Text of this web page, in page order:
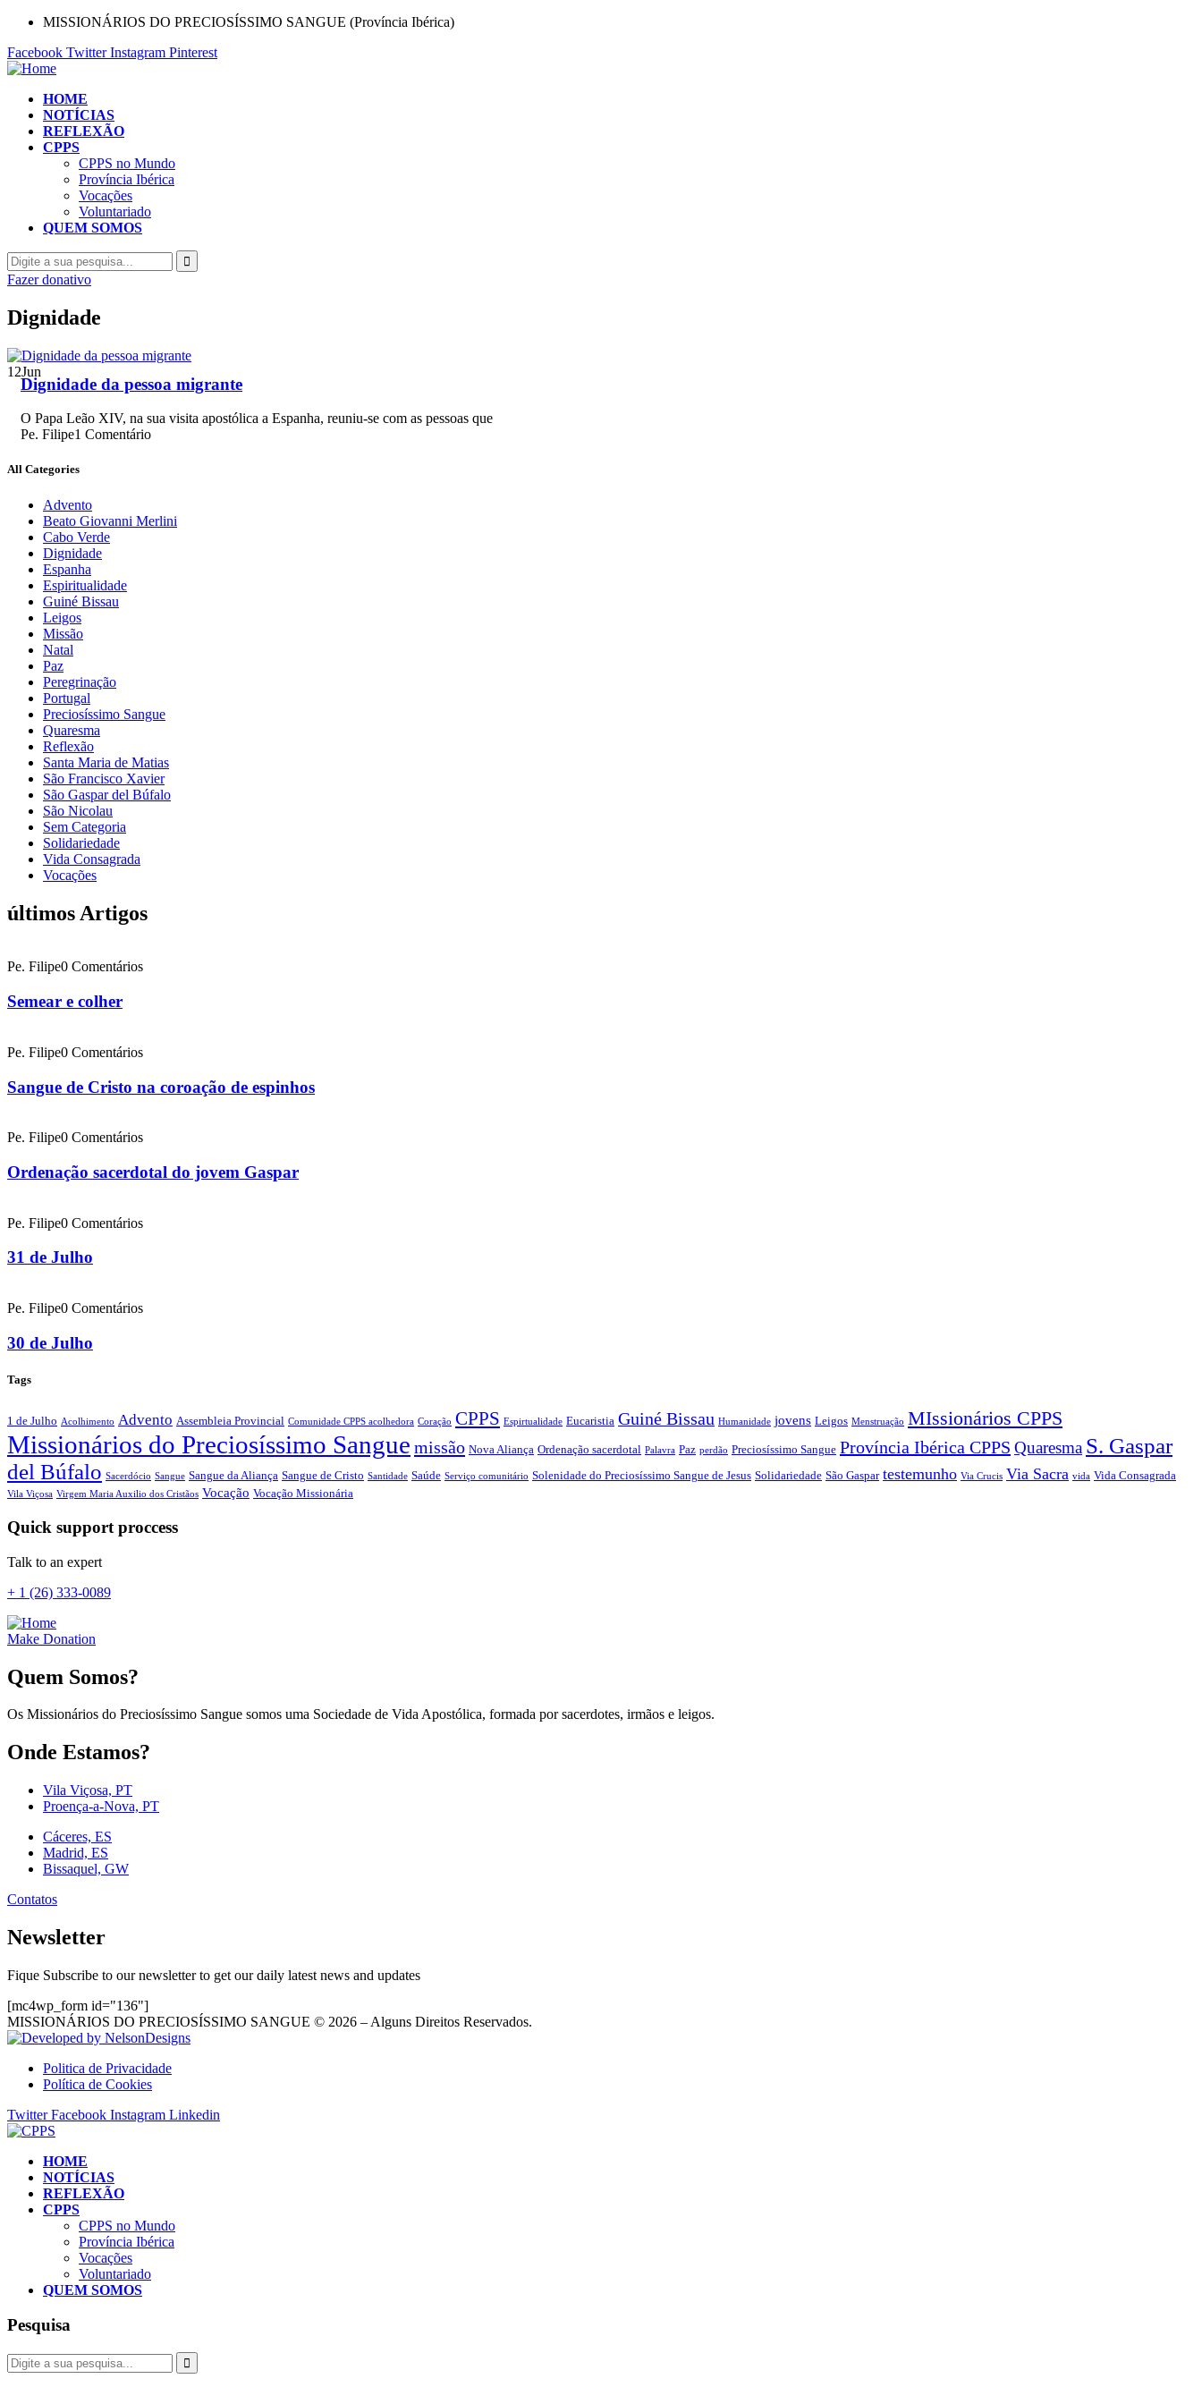
MISSIONÁRIOS DO PRECIOSÍSSIMO SANGUE (Província Ibérica)
Facebook Twitter Instagram Pinterest
HOME
NOTÍCIAS
REFLEXÃO
CPPS
CPPS no Mundo
Província Ibérica
Vocações
Voluntariado
QUEM SOMOS
Fazer donativo
Dignidade
12Jun
Dignidade da pessoa migrante
O Papa Leão XIV, na sua visita apostólica a Espanha, reuniu-se com as pessoas que
Pe. Filipe1 Comentário
All Categories
Advento
Beato Giovanni Merlini
Cabo Verde
Dignidade
Espanha
Espiritualidade
Guiné Bissau
Leigos
Missão
Natal
Paz
Peregrinação
Portugal
Preciosíssimo Sangue
Quaresma
Reflexão
Santa Maria de Matias
São Francisco Xavier
São Gaspar del Búfalo
São Nicolau
Sem Categoria
Solidariedade
Vida Consagrada
Vocações
últimos Artigos
Pe. Filipe0 Comentários
Semear e colher
Pe. Filipe0 Comentários
Sangue de Cristo na coroação de espinhos
Pe. Filipe0 Comentários
Ordenação sacerdotal do jovem Gaspar
Pe. Filipe0 Comentários
31 de Julho
Pe. Filipe0 Comentários
30 de Julho
Tags
1 de Julho Acolhimento Advento Assembleia Provincial Comunidade CPPS acolhedora Coração CPPS Espirtualidade Eucaristia Guiné Bissau Humanidade jovens Leigos Menstruação MIssionários CPPS
Missionários do Preciosíssimo Sangue missão Nova Aliança Ordenação sacerdotal Palavra Paz perdão Preciosíssimo Sangue Província Ibérica CPPS Quaresma S. Gaspar
del Búfalo Sacerdócio Sangue Sangue da Aliança Sangue de Cristo Santidade Saúde Serviço comunitário Solenidade do Preciosíssimo Sangue de Jesus Solidariedade São Gaspar testemunho Via Crucis Via Sacra vida Vida Consagrada
Vila Viçosa Virgem Maria Auxilio dos Cristãos Vocação Vocação Missionária
Quick support proccess
Talk to an expert
+ 1 (26) 333-0089
Make Donation
Quem Somos?
Os Missionários do Preciosíssimo Sangue somos uma Sociedade de Vida Apostólica, formada por sacerdotes, irmãos e leigos.
Onde Estamos?
Vila Viçosa, PT
Proença-a-Nova, PT
Cáceres, ES
Madrid, ES
Bissaquel, GW
Contatos
Newsletter
Fique Subscribe to our newsletter to get our daily latest news and updates
[mc4wp_form id="136"]
MISSIONÁRIOS DO PRECIOSÍSSIMO SANGUE © 2026 – Alguns Direitos Reservados.
Politica de Privacidade
Política de Cookies
Twitter Facebook Instagram Linkedin
HOME
NOTÍCIAS
REFLEXÃO
CPPS
CPPS no Mundo
Província Ibérica
Vocações
Voluntariado
QUEM SOMOS
Pesquisa